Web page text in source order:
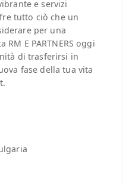
e servizi
tutto ciò che un
per una
E PARTNERS oggi
di trasferirsi in
fase della tua vita